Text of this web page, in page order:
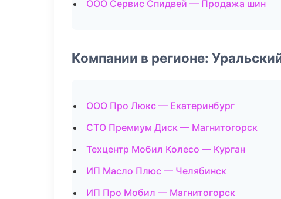
ООО Сервис Спидвей — Продажа шин
Компании в регионе:
ООО Про Люкс — Екатеринбург
СТО Премиум Диск — Магнитогорск
Техцентр Мобил Колесо — Курган
ИП Масло Плюс — Челябинск
ИП Про Мобил — Магнитогорск